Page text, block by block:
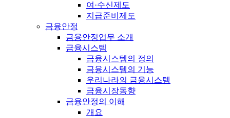
여·수신제도
지급준비제도
금융안정
금융안정업무 소개
금융시스템
금융시스템의 정의
금융시스템의 기능
우리나라의 금융시스템
금융시장동향
금융안정의 이해
개요